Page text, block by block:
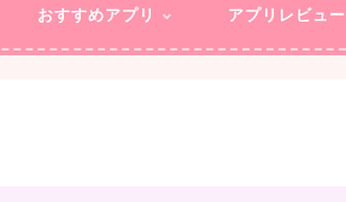
おすすめアプリ アプリレビュー